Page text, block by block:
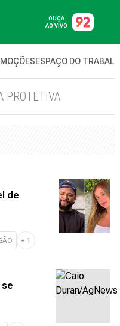
OUÇA
AO VIVO
ESPAÇO DO
PROTETIVA
de
+ 1